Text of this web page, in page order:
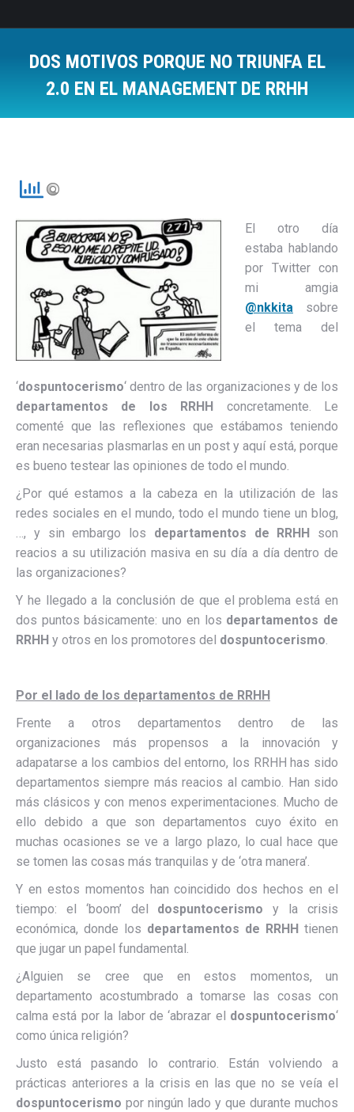
DOS MOTIVOS PORQUE NO TRIUNFA EL
2.0 EN EL MANAGEMENT DE RRHH
El otro día
estaba hablando
por Twitter con
mi amgia
@nkkita sobre
el tema del
‘dospuntocerismo‘ dentro de las organizaciones y de los
departamentos de los RRHH
concretamente. Le
comenté que las reflexiones que estábamos teniendo
eran necesarias plasmarlas en un post y aquí está, porque
es bueno testear las opiniones de todo el mundo.
¿Por qué estamos a la cabeza en la utilización de las
redes sociales en el mundo, todo el mundo tiene un blog,
…, y sin embargo los departamentos de RRHH son
reacios a su utilización masiva en su día a día dentro de
las organizaciones?
Y he llegado a la conclusión de que el problema está en
dos puntos básicamente: uno en los departamentos de
RRHH y otros en los promotores del dospuntocerismo.
Por el lado de los departamentos de RRHH
Frente a otros departamentos dentro de las
organizaciones más propensos a la innovación y
adapatarse a los cambios del entorno, los RRHH has sido
departamentos siempre más reacios al cambio. Han sido
más clásicos y con menos experimentaciones. Mucho de
ello debido a que son departamentos cuyo éxito en
muchas ocasiones se ve a largo plazo, lo cual hace que
se tomen las cosas más tranquilas y de ‘otra manera’.
Y en estos momentos han coincidido dos hechos en el
tiempo: el ‘boom’ del
dospuntocerismo y la crisis
económica, donde los departamentos de RRHH tienen
que jugar un papel fundamental.
¿Alguien se cree que en estos momentos, un
departamento acostumbrado a tomarse las cosas con
calma está por la labor de ‘abrazar el dospuntocerismo‘
como única religión?
Justo está pasando lo contrario. Están volviendo a
prácticas anteriores a la crisis en las que no se veía el
dospuntocerismo por ningún lado y que durante muchos